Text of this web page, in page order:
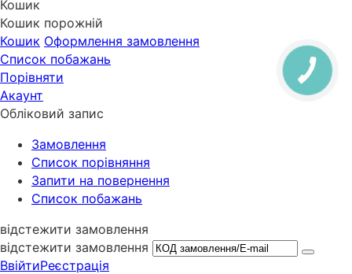
Кошик
Кошик порожній
Кошик Оформлення замовлення
Список побажань
Порівняти
Акаунт
Обліковий запис
Замовлення
Cписок порівняння
Запити на повернення
Список побажань
відстежити замовлення
відстежити замовлення
ВвійтиРеєстрація